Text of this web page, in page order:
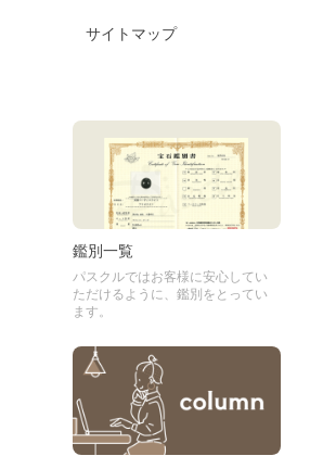
サイトマップ
鑑別一覧
パスクルではお客様に安心してい
ただけるように、鑑別をとってい
ます。